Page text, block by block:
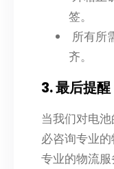
签。
所有所
齐。
3. 最后提醒
当我们对电
必咨询专业的
专业的物流